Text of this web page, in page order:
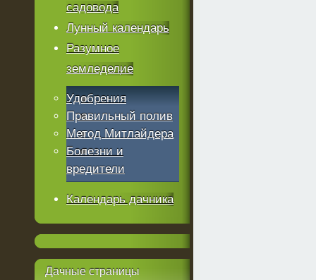
садовода
Лунный календарь
Разумное
земледелие
Удобрения
Правильный полив
Метод Митлайдера
Болезни и
вредители
Календарь дачника
Дачные страницы